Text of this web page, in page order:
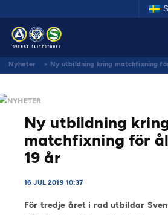
Nyheter > Ny utbildning kring matchfixning
NYHETER
Ny utbildning
matchfixning för
19 år
16 JUL 2019 10:37
För tredje året i rad utbildar